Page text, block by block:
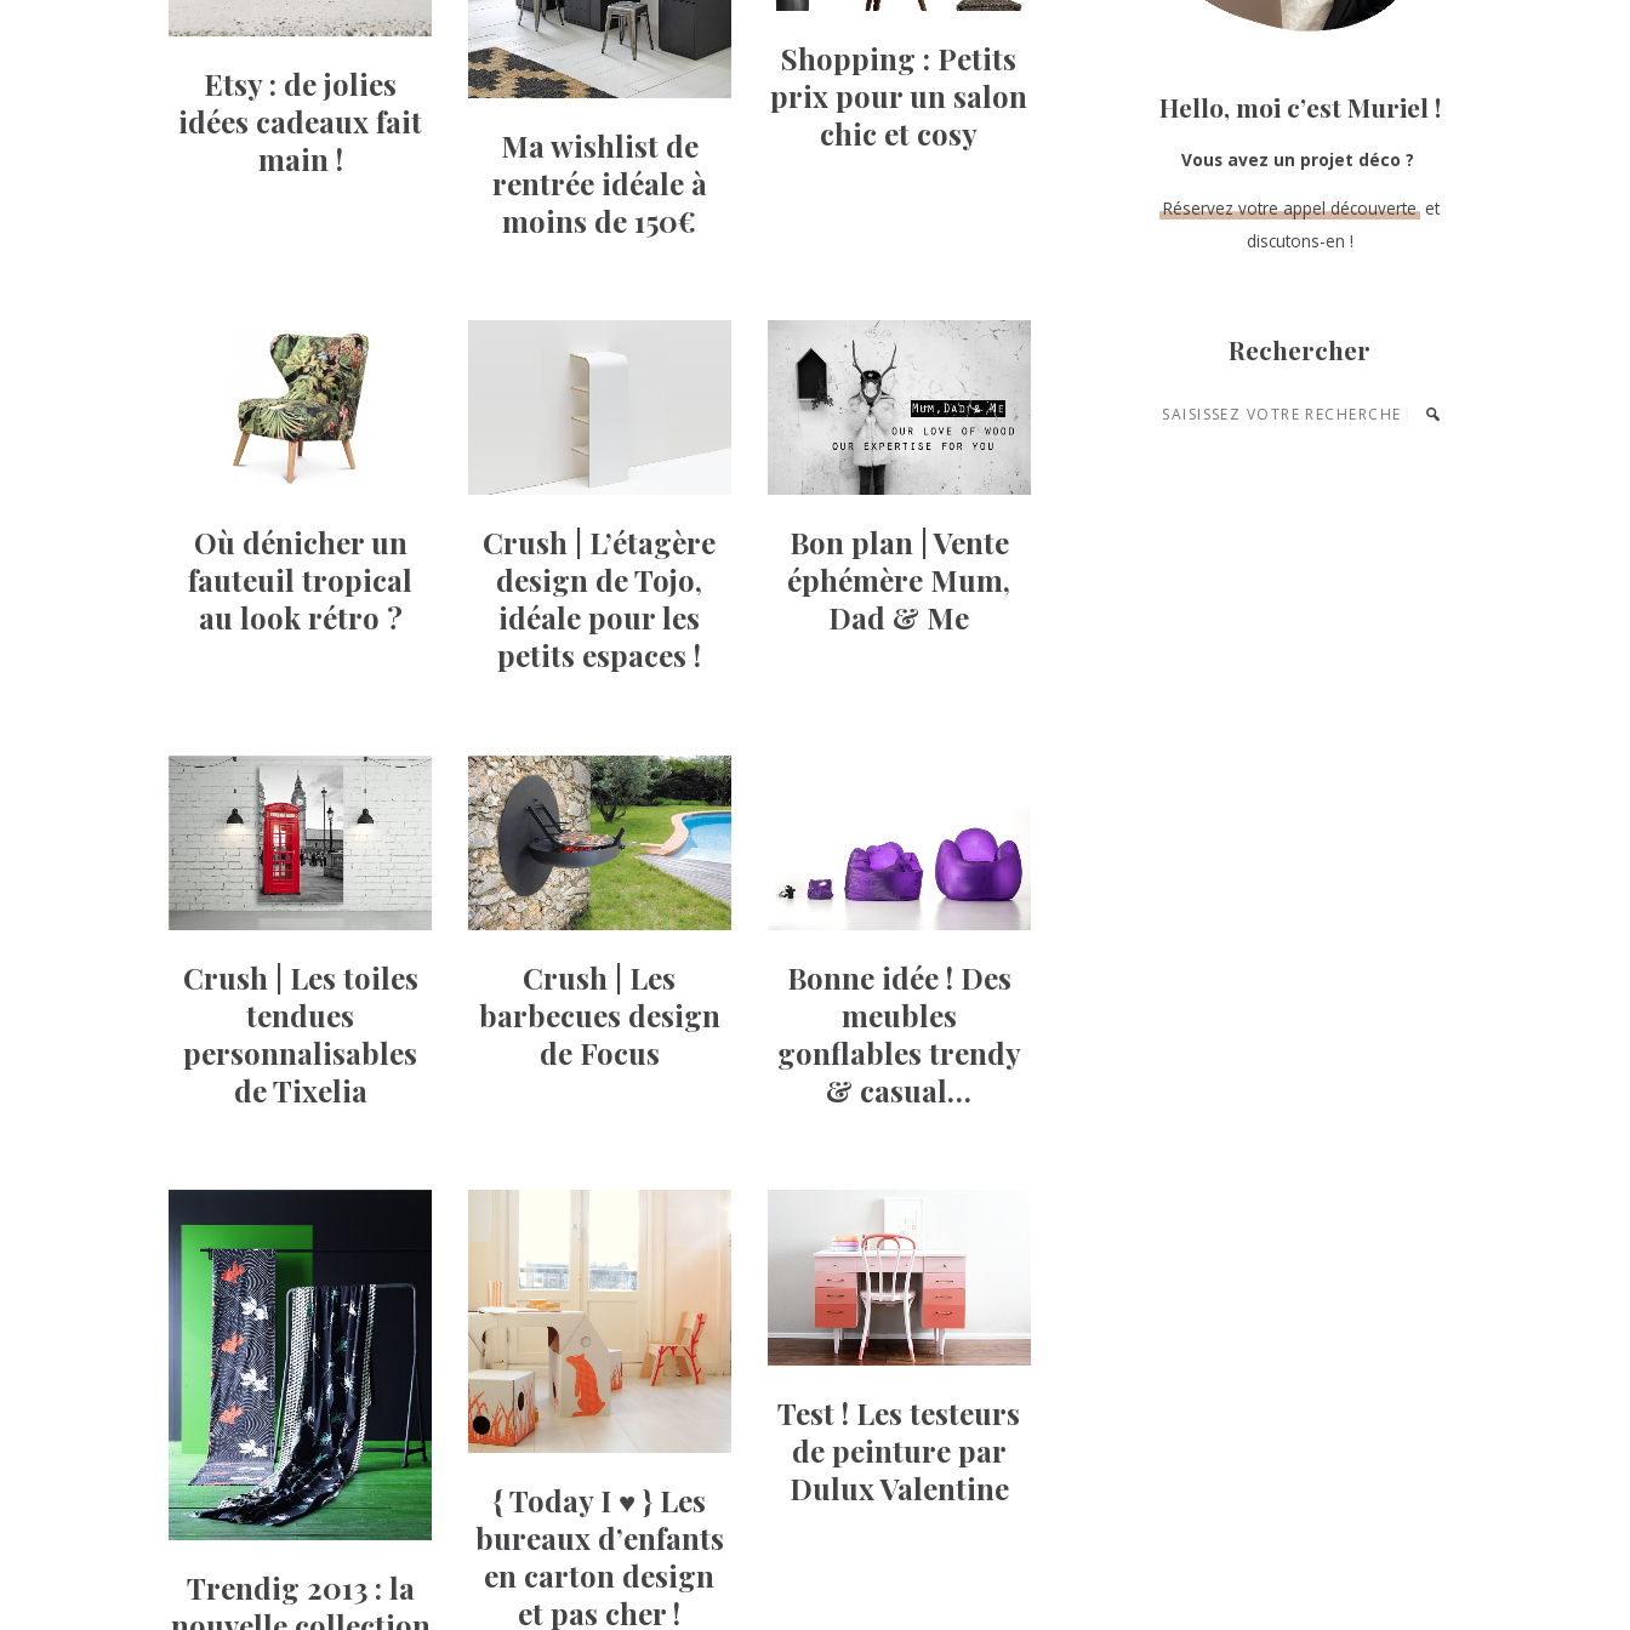
Etsy : de jolies
idées cadeaux fait
main !
Ma wishlist de
rentrée idéale à
moins de 150€
Shopping : Petits
prix pour un salon
chic et cosy
Où dénicher un
fauteuil tropical
au look rétro ?
Crush | L’étagère
design de Tojo,
idéale pour les
petits espaces !
Bon plan | Vente
éphémère Mum,
Dad & Me
Crush | Les toiles
tendues
personnalisables
de Tixelia
Crush | Les
barbecues design
de Focus
Bonne idée ! Des
meubles
gonflables trendy
& casual…
Trendig 2013 : la
{ Today I ♥ } Les
bureaux d’enfants
en carton design
et pas cher !
Test ! Les testeurs
de peinture par
Dulux Valentine
Hello, moi c’est Muriel !
Vous avez un projet déco ?
Réservez votre appel découverte et
discutons-en !
Rechercher
Saisissez